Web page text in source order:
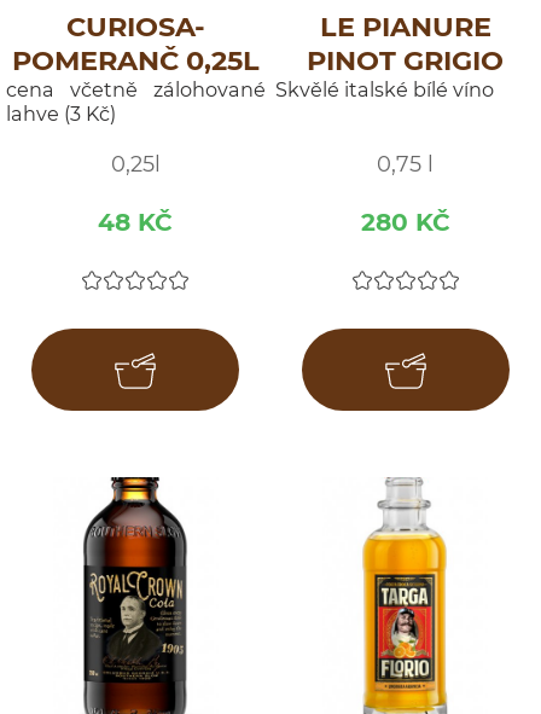
CURIOSA-
POMERANČ 0,25L
cena včetně zálohované
lahve (3 Kč)
0,25l
48 KČ
LE PIANURE
PINOT GRIGIO
Skvělé italské bílé víno
0,75 l
280 KČ